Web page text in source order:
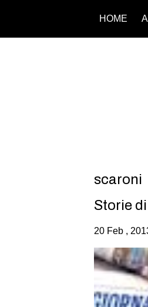
HOME
scaroni
Storie
20 Feb ,